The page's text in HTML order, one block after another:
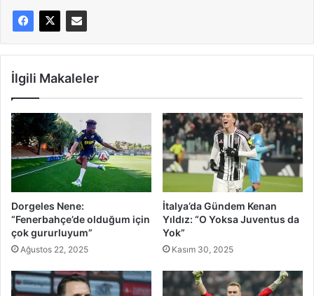
İlgili Makaleler
Dorgeles Nene:
“Fenerbahçe’de olduğum için
çok gururluyum”
Ağustos 22, 2025
İtalya’da Gündem Kenan
Yıldız: “O Yoksa Juventus da
Yok”
Kasım 30, 2025